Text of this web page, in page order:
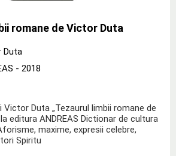
romane de Victor Duta
Duta
- 2018
Duta „Tezaurul limbii romane de
editura ANDREAS Dictionar de cultura
maxime, expresii celebre,
Spiritu